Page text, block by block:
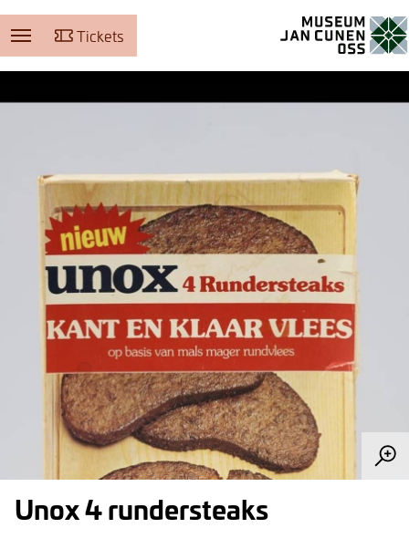
Tickets
Unox 4 rundersteaks